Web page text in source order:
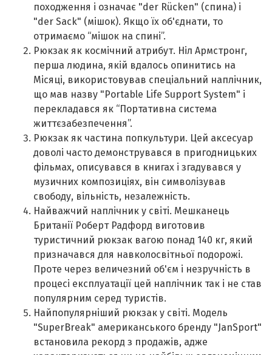
походження і означає "der Rücken" (спина) і
"der Sack" (мішок). Якщо їх об'єднати, то
отримаємо “мішок на спині”.
Рюкзак як космічний атрибут. Ніл Армстронг,
перша людина, якій вдалось опинитись на
Місяці, використовував спеціальний наплічник,
що мав назву "Portable Life Support System" і
перекладався як “Портативна система
життєзабезпечення”.
Рюкзак як частина попкультури. Цей аксесуар
доволі часто демонструвався в пригодницьких
фільмах, описувався в книгах і згадувався у
музичних композиціях, він символізував
свободу, вільність, незалежність.
Найважчий наплічник у світі. Мешканець
Британії Роберт Радфорд виготовив
туристичний рюкзак вагою понад 140 кг, який
призначався для навколосвітньої подорожі.
Проте через величезний об'єм і незручність в
процесі експлуатації цей наплічник так і не став
популярним серед туристів.
Найпопулярніший рюкзак у світі. Модель
"SuperBreak" американського бренду "JanSport"
встановила рекорд з продажів, адже